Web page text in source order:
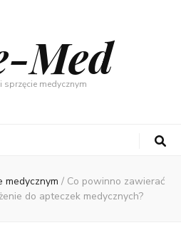
Med
sprzęcie medycznym
medycznym / Co powinno zawierać
do apteczek medycznych?